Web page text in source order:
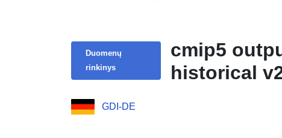
Duomenų
rinkinys
cmip5
historical
GDI-DE